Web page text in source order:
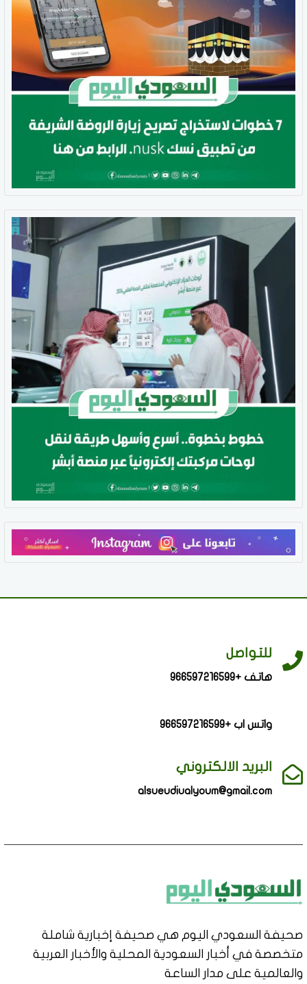
للتواصل
هاتف +966597216599
واتس اب +966597216599
البريد الالكتروني
alsueudiualyoum@gmail.com
صحيفة السعودي اليوم هي صحيفة إخبارية شاملة
متخصصة في أخبار السعودية المحلية والأخبار العربية
والعالمية على مدار الساعة